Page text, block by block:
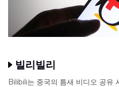
빌리빌리
Bilibili는 중국의 틈새 비디오 공유